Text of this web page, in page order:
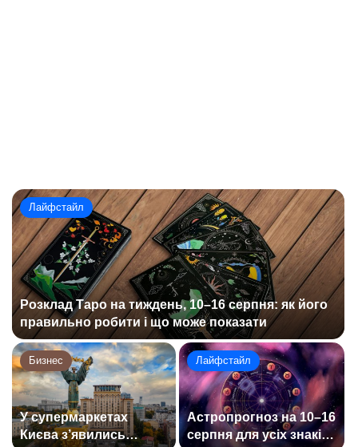
Лайфстайл
Розклад Таро на тиждень, 10–16 серпня: як його
правильно робити і що може показати
Бизнес
У супермаркетах
Києва з’явились
Лайфстайл
Астропрогноз на 10–16
серпня для усіх знаків